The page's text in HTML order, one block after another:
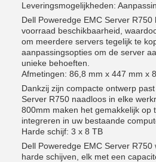
Leveringsmogelijkheden:
Dell Poweredge EMC Server
voorraad beschikbaarheid,
om meerdere servers tegelijk te
aanpassingsopties om de server
unieke behoeften.
Afmetingen: 86,8 mm x 447 mm x
Dankzij zijn compacte ontwerp
Server R750 naadloos in elke
800mm maken het gemakkelijk op
integreren in uw bestaande
Harde schijf: 3 x 8 TB
Dell Poweredge EMC Server
harde schijven, elk met een